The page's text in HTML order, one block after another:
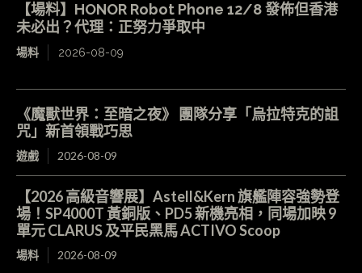
【場料】HONOR Robot Phone 12/8 發佈但香港
未必出？代理：正努力爭取中
場料 2026-08-09
《魔獸世界：至暗之夜》 團隊分享「烏拉特克的詛
咒」新首領戰巧思
遊戲 2026-08-09
【2026 高級音響展】Astell&Kern 旗艦陣容強勢登
場！SP4000T 黃銅版、PD5 新機亮相，同場加映 9
單元 CLARUS 及平民黑馬 ACTIVO Scoop
場料 2026-08-09